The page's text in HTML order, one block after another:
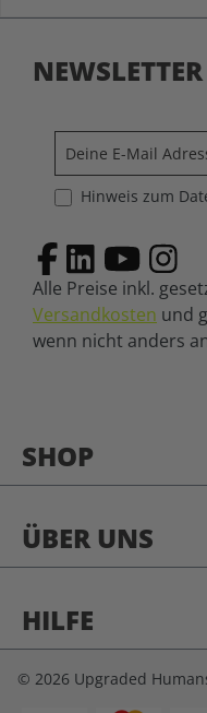
SHOP
ÜBER UNS
HILFE
NEWSLETTER
Hinweis zum
Alle Preise inkl.
Versandkosten und
wenn nicht anders
© 2026 Upgraded